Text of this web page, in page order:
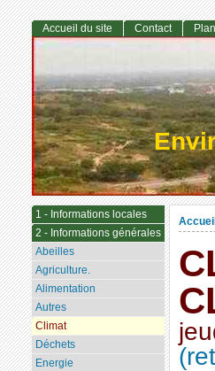
Accueil du site Contact
1 - Informations locales
2 - Informations générales
Abeilles
Agriculture.
Alimentation
Autres
Climat
Déchets
Energie